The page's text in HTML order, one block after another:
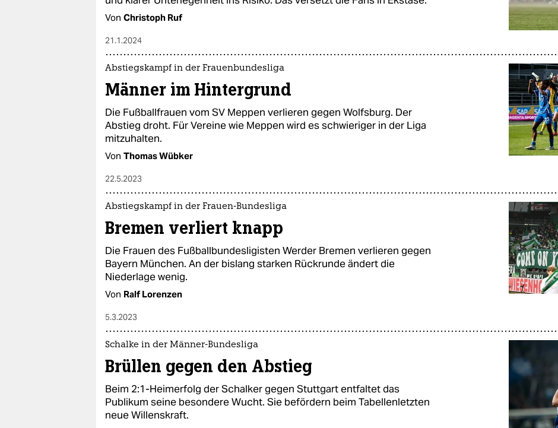
Von Christoph Ruf
21.1.2024
Abstiegskampf in der Frauenbundesliga
Männer im Hintergrund
Die Fußballfrauen vom SV Meppen verlieren gegen Wolfsburg. Der
Abstieg droht. Für Vereine wie Meppen wird es schwieriger in der Liga
mitzuhalten.
Von Thomas Wübker
22.5.2023
Abstiegskampf in der Frauen-Bundesliga
Bremen verliert knapp
Die Frauen des Fußballbundesligisten Werder Bremen verlieren gegen
Bayern München. An der bislang starken Rückrunde ändert die
Niederlage wenig.
Von Ralf Lorenzen
5.3.2023
Schalke in der Männer-Bundesliga
Brüllen gegen den Abstieg
Beim 2:1-Heimerfolg der Schalker gegen Stuttgart entfaltet das
Publikum seine besondere Wucht. Sie befördern beim Tabellenletzten
neue Willenskraft.